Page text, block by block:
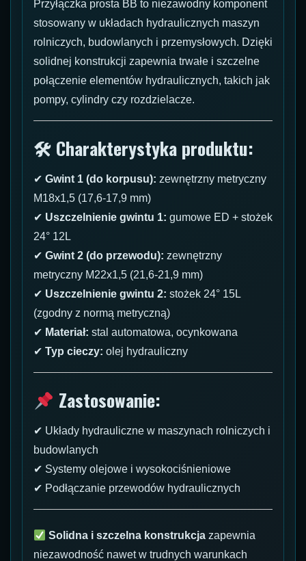
Przyłączka prosta BB to niezawodny komponent
stosowany w układach hydraulicznych maszyn
rolniczych, budowlanych i przemysłowych. Dzięki
solidnej konstrukcji zapewnia trwałe i szczelne
połączenie elementów hydraulicznych, takich jak
pompy, cylindry czy rozdzielacze.
🛠 Charakterystyka produktu:
✔ Gwint 1 (do korpusu): zewnętrzny metryczny
M18x1,5 (17,6-17,9 mm)
✔ Uszczelnienie gwintu 1: gumowe ED + stożek
24° 12L
✔ Gwint 2 (do przewodu): zewnętrzny
metryczny M22x1,5 (21,6-21,9 mm)
✔ Uszczelnienie gwintu 2: stożek 24° 15L
(zgodny z normą metryczną)
✔ Materiał: stal automatowa, ocynkowana
✔ Typ cieczy: olej hydrauliczny
Zastosowanie:
✔ Układy hydrauliczne w maszynach rolniczych i
budowlanych
✔ Systemy olejowe i wysokociśnieniowe
✔ Podłączanie przewodów hydraulicznych
Solidna i szczelna konstrukcja zapewnia
niezawodność nawet w trudnych warunkach